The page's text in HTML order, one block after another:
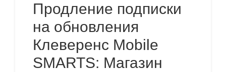
Продление подписки
на обновления
Клеверенс Mobile
SMARTS: Магазин